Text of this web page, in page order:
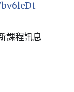
課程訊息